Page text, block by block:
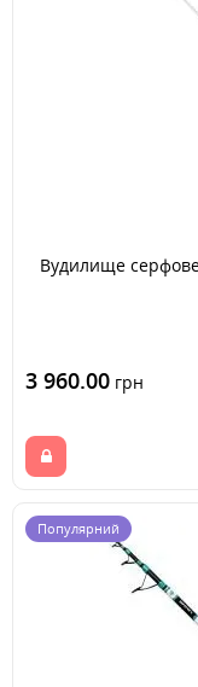
Вудилище
3 960.00 грн
Популярний